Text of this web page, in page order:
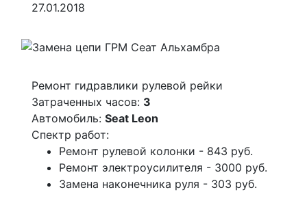
27.01.2018
Ремонт гидравлики рулевой рейки
Затраченных часов: 3
Автомобиль: Seat Leon
Спектр работ:
Ремонт рулевой колонки - 843 руб.
Ремонт электроусилителя - 3000 руб.
Замена наконечника руля - 303 руб.